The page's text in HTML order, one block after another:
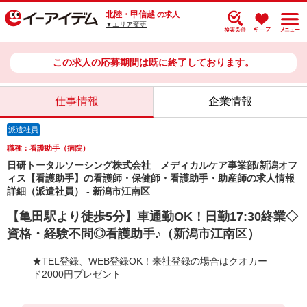
北陸・甲信越 の求人
▼エリア変更
この求人の応募期間は既に終了しております。
仕事情報 企業情報
派遣社員
職種：看護助手（病院）
日研トータルソーシング株式会社 メディカルケア事業部/新潟オフ
ィス【看護助手】の看護師・保健師・看護助手・助産師の求人情報
詳細（派遣社員） - 新潟市江南区
【亀田駅より徒歩5分】車通勤OK！日勤17:30終業◇
資格・経験不問◎看護助手♪（新潟市江南区）
★TEL登録、WEB登録OK！来社登録の場合はクオカー
ド2000円プレゼント